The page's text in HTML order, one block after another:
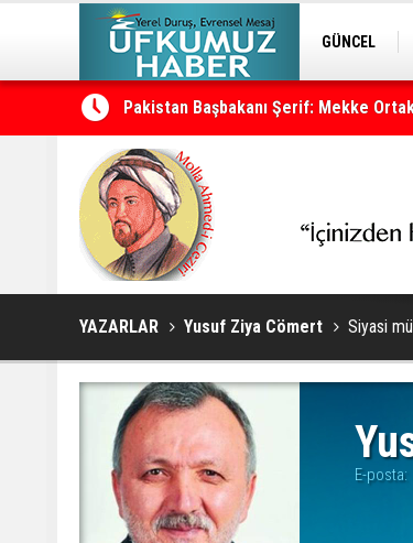
GÜNCEL
Pakistan Başbakanı Şerif: Mekke
Türkiye, Suudi Arabistan ve
YAZARLAR Yusuf Ziya Cömert Siyasi
E-posta: